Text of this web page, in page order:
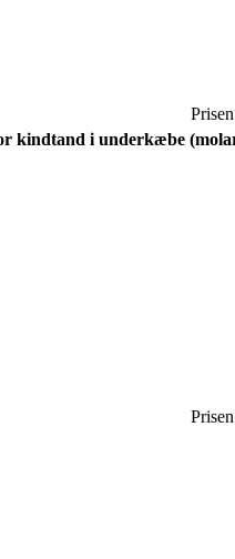
kindtand i underkæbe